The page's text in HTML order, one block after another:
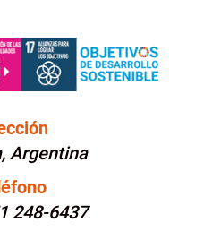
Argentina
248-6437